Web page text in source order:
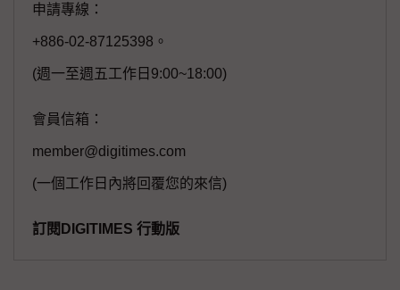
申請專線：
+886-02-87125398。
(週一至週五工作日9:00~18:00)
會員信箱：
member@digitimes.com
(一個工作日內將回覆您的來信)
訂閱DIGITIMES 行動版